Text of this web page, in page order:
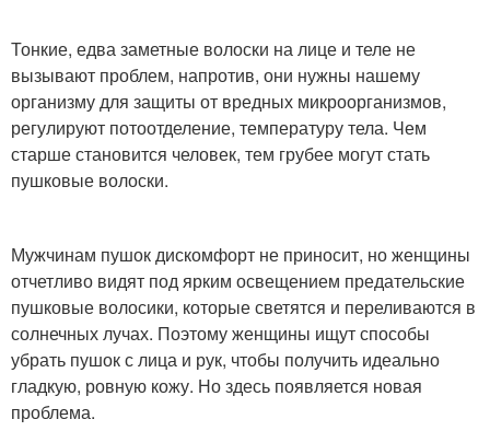
Тонкие, едва заметные волоски на лице и теле не
вызывают проблем, напротив, они нужны нашему
организму для защиты от вредных микроорганизмов,
регулируют потоотделение, температуру тела. Чем
старше становится человек, тем грубее могут стать
пушковые волоски.
Мужчинам пушок дискомфорт не приносит, но женщины
отчетливо видят под ярким освещением предательские
пушковые волосики, которые светятся и переливаются в
солнечных лучах. Поэтому женщины ищут способы
убрать пушок с лица и рук, чтобы получить идеально
гладкую, ровную кожу. Но здесь появляется новая
проблема.